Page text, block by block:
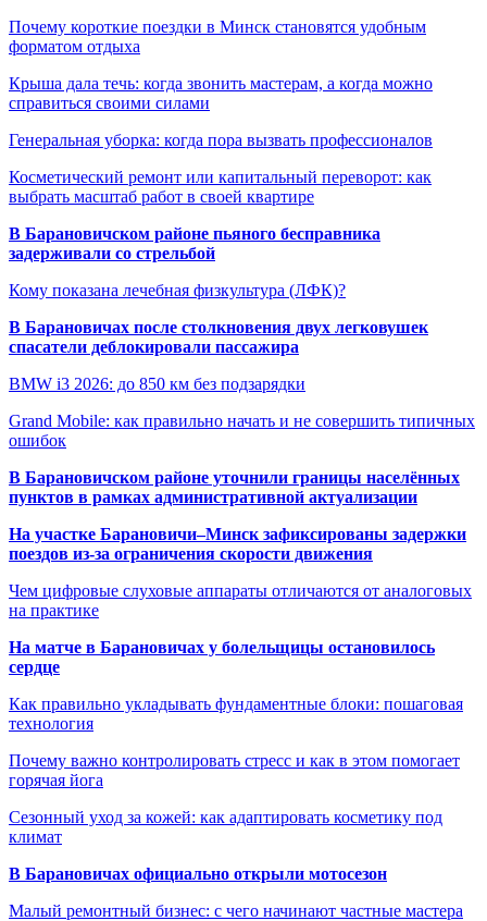
Почему короткие поездки в Минск становятся удобным
форматом отдыха
Крыша дала течь: когда звонить мастерам, а когда можно
справиться своими силами
Генеральная уборка: когда пора вызвать профессионалов
Косметический ремонт или капитальный переворот: как
выбрать масштаб работ в своей квартире
В Барановичском районе пьяного бесправника
задерживали со стрельбой
Кому показана лечебная физкультура (ЛФК)?
В Барановичах после столкновения двух легковушек
спасатели деблокировали пассажира
BMW i3 2026: до 850 км без подзарядки
Grand Mobile: как правильно начать и не совершить типичных
ошибок
В Барановичском районе уточнили границы населённых
пунктов в рамках административной актуализации
На участке Барановичи–Минск зафиксированы задержки
поездов из-за ограничения скорости движения
Чем цифровые слуховые аппараты отличаются от аналоговых
на практике
На матче в Барановичах у болельщицы остановилось
сердце
Как правильно укладывать фундаментные блоки: пошаговая
технология
Почему важно контролировать стресс и как в этом помогает
горячая йога
Сезонный уход за кожей: как адаптировать косметику под
климат
В Барановичах официально открыли мотосезон
Малый ремонтный бизнес: с чего начинают частные мастера